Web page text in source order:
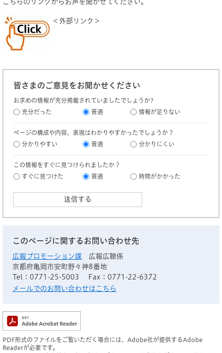
こちらのリンクからお声を聞かせてください。
＜外部リンク＞
皆さまのご意見をお聞かせください
お求めの情報が充分掲載されていましたでしょうか?
充分だった
普通 情報が足りない
ページの構成や内容、表現はわかりやすかったでしょうか？
分かりやすい
普通 分かりにくい
この情報をすぐに見つけられましたか？
すぐに見つけた
普通 時間がかかった
このページに関するお問い合わせ先
広報プロモーション課
広報広聴係
京都府亀岡市安町野々神8番地
Tel：0771-25-5003
Fax：0771-22-6372
メールでのお問い合わせはこちら
PDF形式のファイルをご覧いただく場合には、Adobe社が提供するAdobe
Readerが必要です。